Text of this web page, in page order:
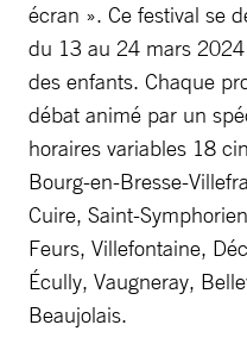
écran ». Ce festival se
du 13 au 24 mars
des enfants. Chaque
débat animé par un
horaires variables 18
Bourg-en-Bresse-
Cuire, Saint-
Feurs, Villefontaine,
Écully, Vaugneray,
Beaujolais.